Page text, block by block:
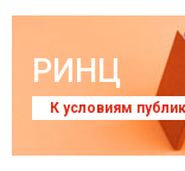
РИНЦ
К условиям